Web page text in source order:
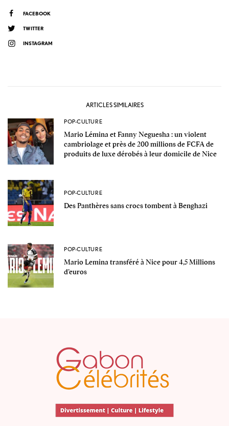
FACEBOOK
TWITTER
INSTAGRAM
ARTICLES SIMILAIRES
POP-CULTURE
Mario Lémina et Fanny Neguesha : un violent
cambriolage et près de 200 millions de FCFA de
produits de luxe dérobés à leur domicile de Nice
POP-CULTURE
Des Panthères sans crocs tombent à Benghazi
POP-CULTURE
Mario Lemina transféré à Nice pour 4,5 Millions
d’euros